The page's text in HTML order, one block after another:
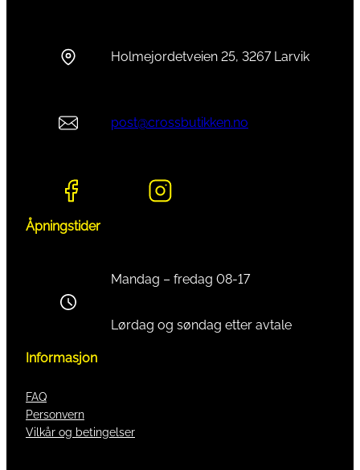
Holmejordetveien 25, 3267 Larvik
post@crossbutikken.no
Åpningstider
Mandag – fredag 08-17
Lørdag og søndag etter avtale
Informasjon
FAQ
Personvern
Vilkår og betingelser